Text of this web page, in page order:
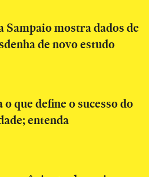
mostra dados de
de novo estudo
que define o sucesso do
entenda